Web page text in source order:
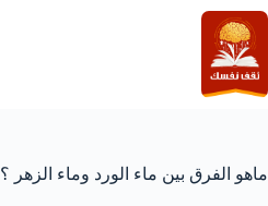
التجاوز
إلى
المحتوى
ماهو الفرق بين ماء الورد وماء الزهر ؟